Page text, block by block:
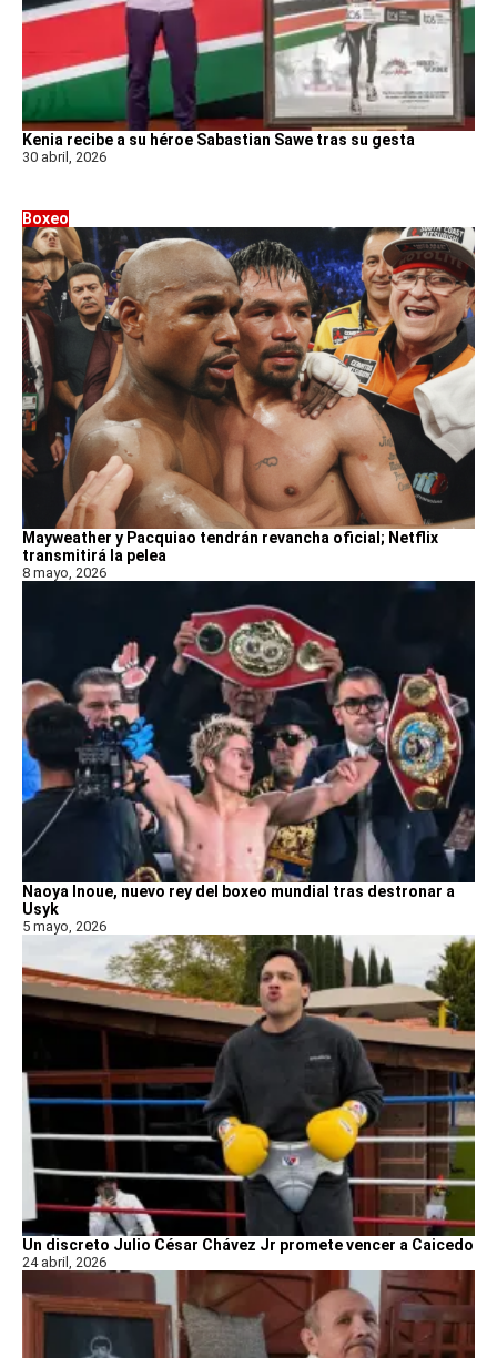
Kenia recibe a su héroe Sabastian Sawe tras su gesta
30 abril, 2026
Boxeo
Mayweather y Pacquiao tendrán revancha oficial; Netflix
transmitirá la pelea
8 mayo, 2026
Naoya Inoue, nuevo rey del boxeo mundial tras destronar a
Usyk
5 mayo, 2026
Un discreto Julio César Chávez Jr promete vencer a Caicedo
24 abril, 2026